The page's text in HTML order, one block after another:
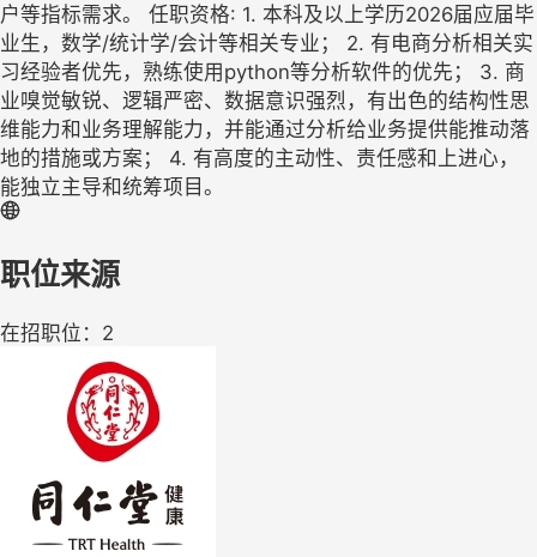
户等指标需求。 任职资格: 1. 本科及以上学历2026届应届毕
业生，数学/统计学/会计等相关专业； 2. 有电商分析相关实
习经验者优先，熟练使用python等分析软件的优先； 3. 商
业嗅觉敏锐、逻辑严密、数据意识强烈，有出色的结构性思
维能力和业务理解能力，并能通过分析给业务提供能推动落
地的措施或方案； 4. 有高度的主动性、责任感和上进心，
能独立主导和统筹项目。
职位来源
在招职位：2